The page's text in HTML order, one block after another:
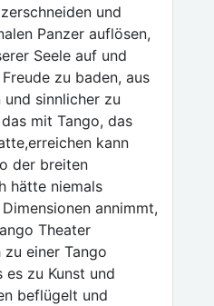
und
Panzer auflösen,
Seele auf und
zu baden, aus
sinnlicher zu
mit Tango, das
kann
der breiten
hätte niemals
annimmt,
Theater
einer Tango
zu Kunst und
beflügelt und